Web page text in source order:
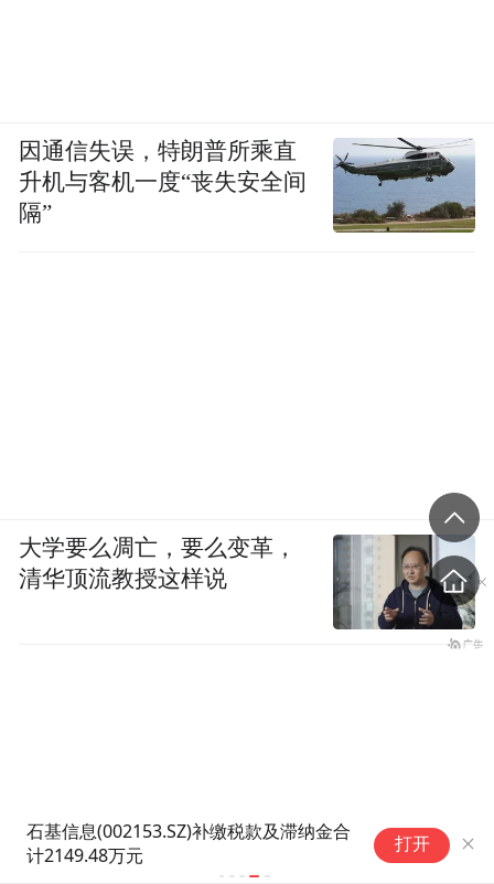
打开
因通信失误，特朗普所乘直
升机与客机一度“丧失安全间
隔”
大学要么凋亡，要么变革，
清华顶流教授这样说